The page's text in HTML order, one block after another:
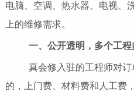
电脑、空调、热水器、电视、
上的维修需求。
一、公开透明，多个工程
真会修入驻的工程师对订
的，上门费、材料费和人工费